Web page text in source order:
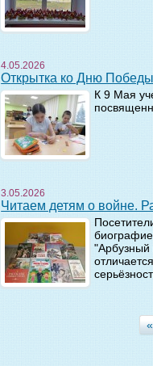
4.05.2026
Открытка ко Дню Победы
К 9 Мая
3.05.2026
Читаем детям о войне.
"Арбузный
«